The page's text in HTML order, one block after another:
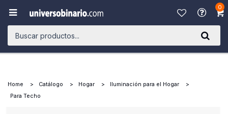
0

Home Catálogo Hogar
Iluminación para el Hogar
Para Techo